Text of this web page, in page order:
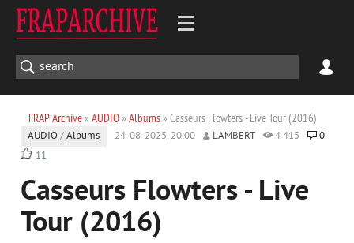
FRAP Archive» AUDIO» Albums» Casseurs Flowters - Live Tour (2016)
AUDIO /Albums 24-08-2025, 20:00 LAMBERT 4 415
0
11
Casseurs Flowters - Live
Tour (2016)